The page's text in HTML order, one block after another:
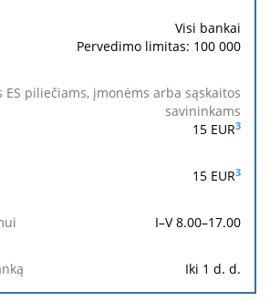
Visi bankai
Pervedimo limitas: 100 000
15 EUR3
15 EUR3
I–V 8.00–17.00
Iki 1 d. d.